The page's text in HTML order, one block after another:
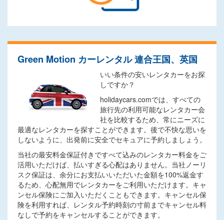
Green Motion カーレンタル 連合王国、英国
いい条件の安いレンタカーをお探
しですか？
holidaycars.comでは、すべての
旅行先の利用可能なレンタカー会
社を比較するため、常にニーズに
最適なレンタカーを探すことができます。後で不快な思いを
しないように、出発前に安全でセキュアに予約しましょう。
当社の最安料金保証付きですべて込みのレンタカー料金をご
活用いただけば、払いすぎる心配はありません。当社ノーリ
スク保証は、余分にお支払いいただいた金額を100%返金す
るため、心配無用でレンタカーをご利用いただけます。キャ
ンセル保険にご加入いただくこともできます。キャンセル保
険を利用すれば、レンタル予約時刻の寸前までキャンセル料
なしで予約をキャンセルすることができます。